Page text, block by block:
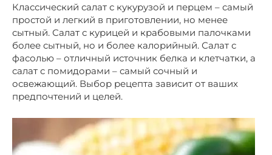
Классический салат с кукурузой и перцем – самый
простой и легкий в приготовлении, но менее
сытный. Салат с курицей и крабовыми палочками
более сытный, но и более калорийный. Салат с
фасолью – отличный источник белка и клетчатки, а
салат с помидорами – самый сочный и
освежающий. Выбор рецепта зависит от ваших
предпочтений и целей.